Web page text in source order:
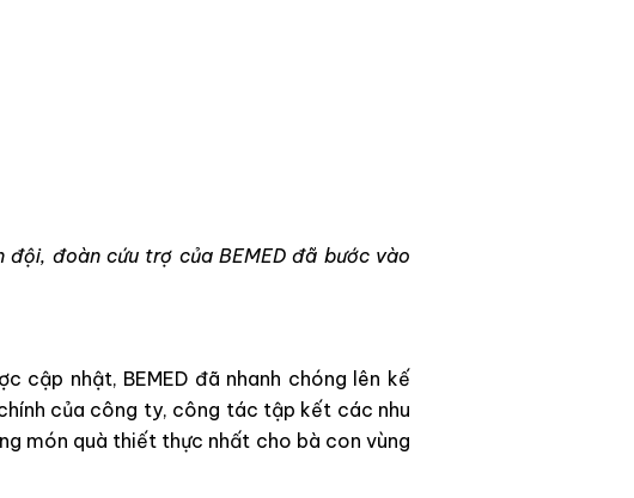
đội, đoàn cứu trợ của BEMED đã bước vào
cập nhật, BEMED đã nhanh chóng lên kế
của công ty, công tác tập kết các nhu
món quà thiết thực nhất cho bà con vùng